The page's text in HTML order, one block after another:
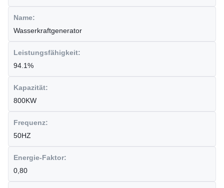
Name:
Wasserkraftgenerator
Leistungsfähigkeit:
94.1%
Kapazität:
800KW
Frequenz:
50HZ
Energie-Faktor:
0,80